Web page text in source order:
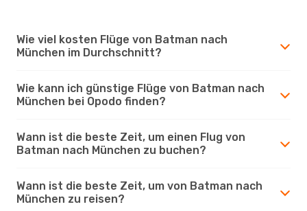
Wie viel kosten Flüge von Batman nach
München im Durchschnitt?
Wie kann ich günstige Flüge von Batman nach
München bei Opodo finden?
Wann ist die beste Zeit, um einen Flug von
Batman nach München zu buchen?
Wann ist die beste Zeit, um von Batman nach
München zu reisen?